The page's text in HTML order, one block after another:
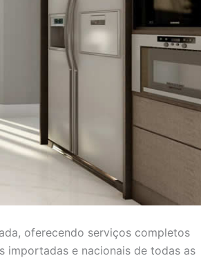
oferecendo serviços completos
importadas e nacionais de todas as